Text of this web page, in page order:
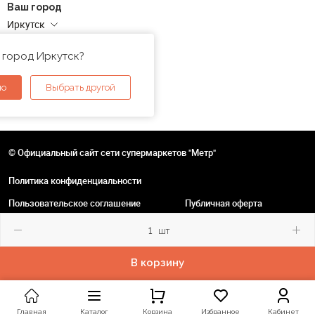
шт
В корзину
Ваш город
Иркутск
Иркутск?
Выбрать другой
© Официальный сайт сети супермаркетов "Метр"
Политика конфиденциальности
Пользовательское соглашение
Публичная оферта
Главная Каталог Корзина Избранное Кабинет